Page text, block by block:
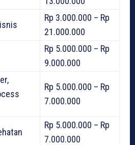
Rp 3.000.000 – Rp
21.000.000
Rp 5.000.000 – Rp
9.000.000
Rp 5.000.000 – Rp
7.000.000
Rp 5.000.000 – Rp
7.000.000